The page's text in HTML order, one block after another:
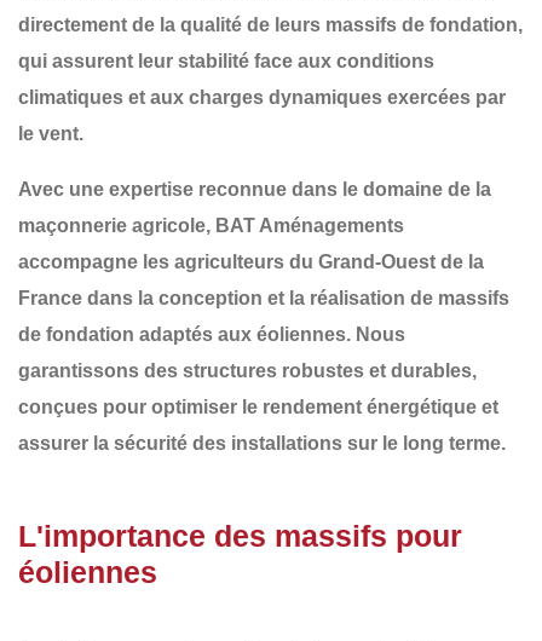
directement de la qualité de leurs massifs de fondation,
qui assurent leur stabilité face aux conditions
climatiques et aux charges dynamiques exercées par
le vent.
Avec une expertise reconnue dans le domaine de la
maçonnerie agricole, BAT Aménagements
accompagne les agriculteurs du Grand-Ouest de la
France dans la conception et la réalisation de massifs
de fondation adaptés aux éoliennes. Nous
garantissons des structures robustes et durables,
conçues pour optimiser le rendement énergétique et
assurer la sécurité des installations sur le long terme.
L'importance des massifs pour
éoliennes